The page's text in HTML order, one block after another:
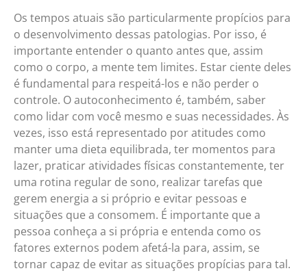
Os tempos atuais são particularmente propícios para
o desenvolvimento dessas patologias. Por isso, é
importante entender o quanto antes que, assim
como o corpo, a mente tem limites. Estar ciente deles
é fundamental para respeitá-los e não perder o
controle. O autoconhecimento é, também, saber
como lidar com você mesmo e suas necessidades. Às
vezes, isso está representado por atitudes como
manter uma dieta equilibrada, ter momentos para
lazer, praticar atividades físicas constantemente, ter
uma rotina regular de sono, realizar tarefas que
gerem energia a si próprio e evitar pessoas e
situações que a consomem. É importante que a
pessoa conheça a si própria e entenda como os
fatores externos podem afetá-la para, assim, se
tornar capaz de evitar as situações propícias para tal.